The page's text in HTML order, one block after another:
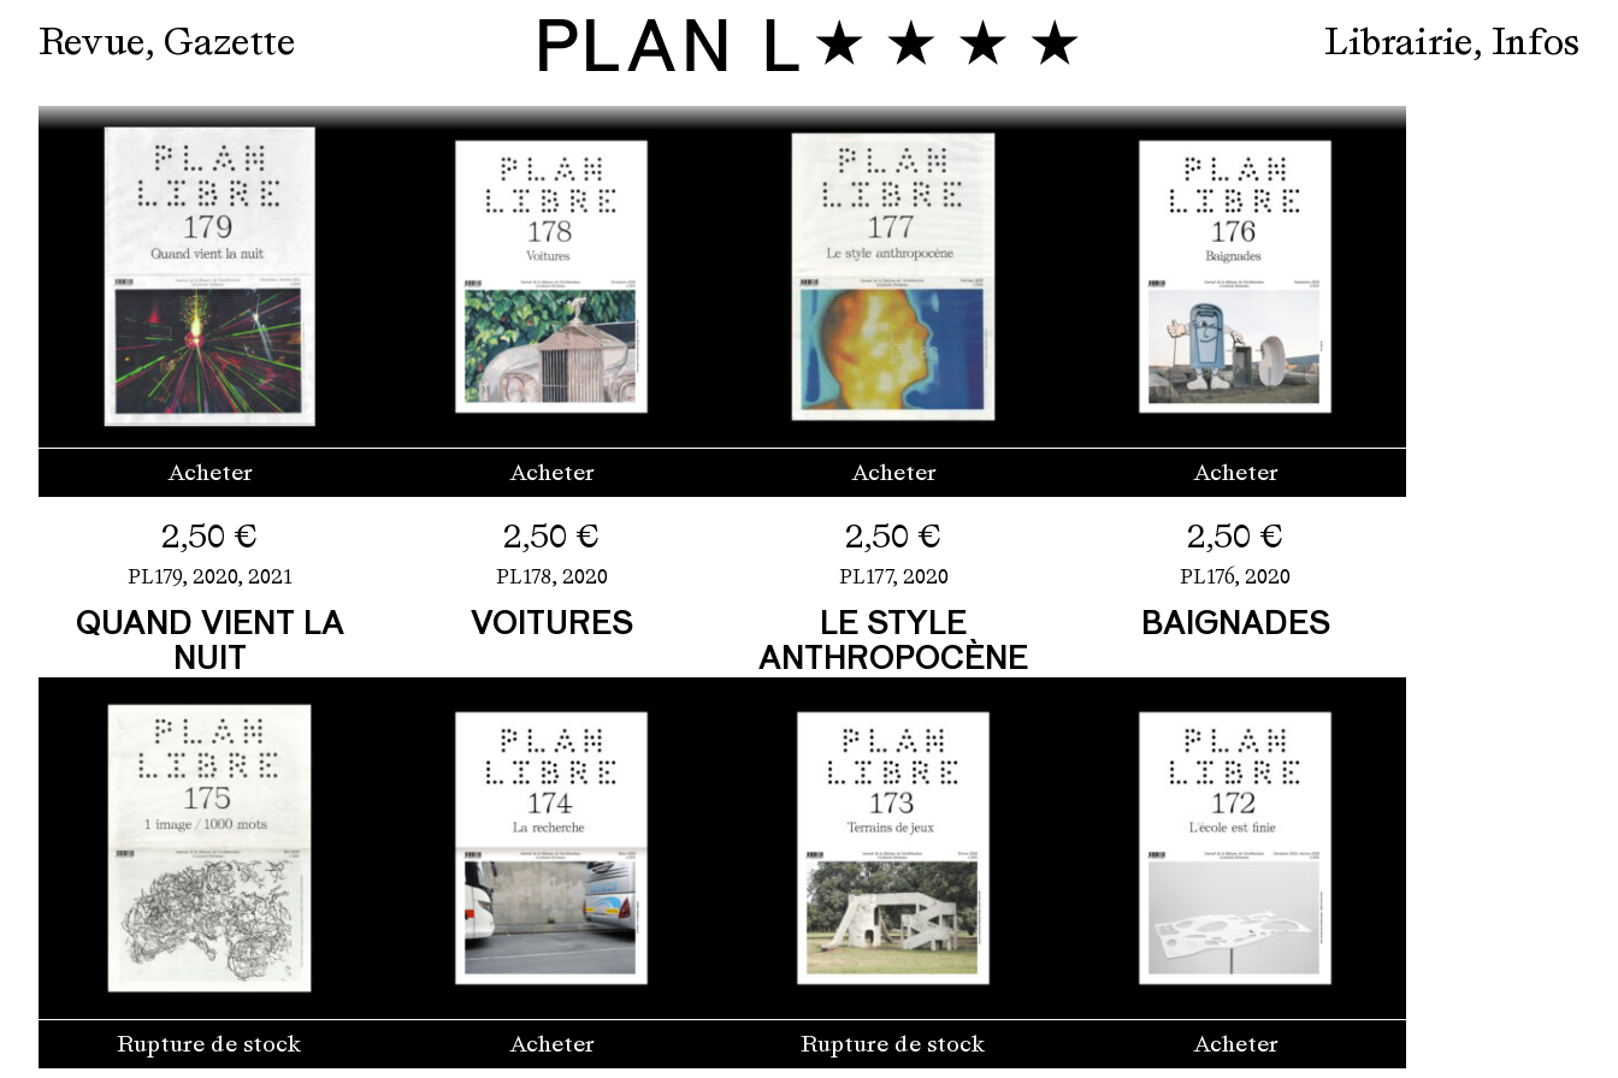
Revue Gazette Librairie Infos
Acheter
2,50 €
PL179, 2020, 2021
QUAND VIENT LA
NUIT
Acheter
2,50 €
PL178, 2020
VOITURES
Acheter
2,50 €
PL177, 2020
LE STYLE
ANTHROPOCÈNE
Acheter
2,50 €
PL176, 2020
BAIGNADES
Rupture de stock Acheter Rupture de stock Acheter